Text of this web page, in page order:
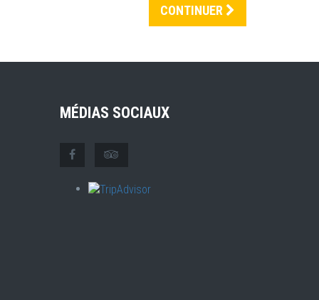
CONTINUER
MÉDIAS SOCIAUX